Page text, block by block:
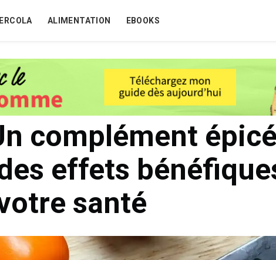
ALIMENTATION EBOOKS
complément
effets
santé